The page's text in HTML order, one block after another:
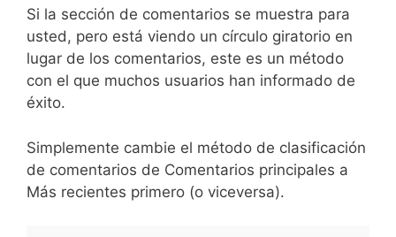
Si la sección de comentarios se muestra para
usted, pero está viendo un círculo giratorio en
lugar de los comentarios, este es un método
con el que muchos usuarios han informado de
éxito.
Simplemente cambie el método de clasificación
de comentarios de Comentarios principales a
Más recientes primero (o viceversa).